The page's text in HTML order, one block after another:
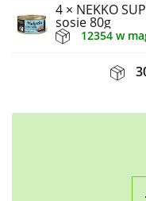
4 × NEKKO
sosie 80g
12354 w